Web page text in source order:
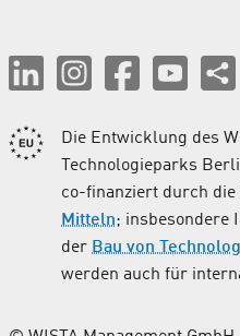
Die Entwicklung des
Technologieparks
co-finanziert durch
Mitteln; insbesondere
der Bau von
werden auch für